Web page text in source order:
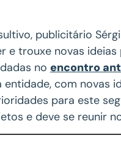
publicitário
e trouxe novas
no encontro
com novas
para este
e deve se reunir